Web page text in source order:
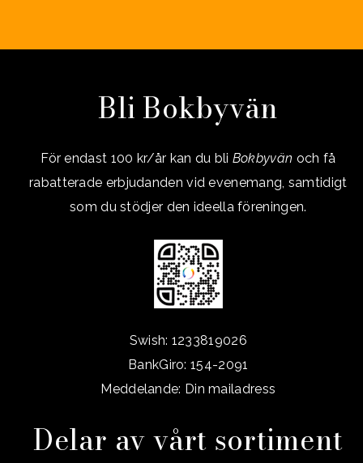
Bli Bokbyvän
För endast 100 kr/år kan du bli Bokbyvän och få
rabatterade erbjudanden vid evenemang, samtidigt
som du stödjer den ideella föreningen.
Swish: 1233819026
BankGiro: 154-2091
Meddelande: Din mailadress
Delar av vårt sortiment